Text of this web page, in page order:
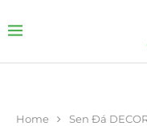
Home Sen Đá